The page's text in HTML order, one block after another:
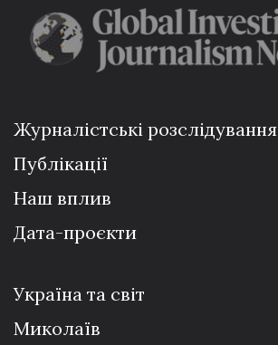
Журналістські розслідування
Публікації
Наш вплив
Дата-проєкти
Україна та світ
Миколаїв